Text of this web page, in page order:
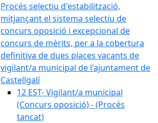
Procés selectiu d'estabilització,
mitjançant el sistema selectiu de
concurs oposició i excepcional de
concurs de mèrits, per a la cobertura
definitiva de dues places vacants de
vigilant/a municipal de l'ajuntament de
Castellgalí
12 EST- Vigilant/a municipal
(Concurs oposició) - (Procés
tancat)